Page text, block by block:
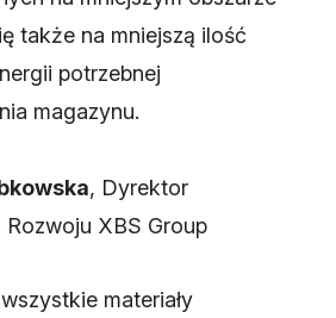
także na mniejszą ilość
potrzebnej
magazynu.
, Dyrektor
Rozwoju XBS Group
materiały